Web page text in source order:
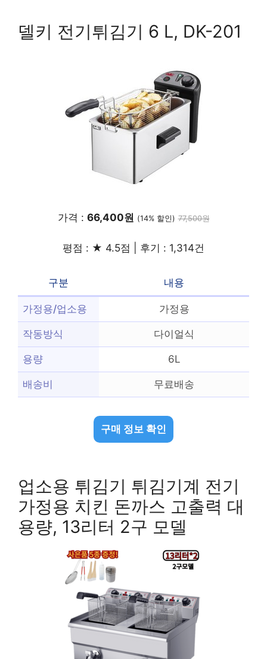
델키 전기튀김기 6 L, DK-201
가격 : 66,400원 (14% 할인) 77,500원
평점 : ★ 4.5점 | 후기 : 1,314건
구분 내용
가정용/업소용 가정용
작동방식 다이얼식
용량 6L
배송비 무료배송
구매 정보 확인
업소용 튀김기 튀김기계 전기
가정용 치킨 돈까스 고출력 대
용량, 13리터 2구 모델